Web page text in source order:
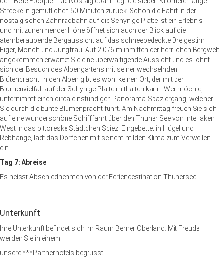
Strecke in gemütlichen 50 Minuten zurück. Schon die Fahrt in der
nostalgischen Zahnradbahn auf die Schynige Platte ist ein Erlebnis -
und mit zunehmender Höhe öffnet sich auch der Blick auf die
atemberaubende Bergaussicht auf das schneebedeckte Dreigestirn
Eiger, Mönch und Jungfrau. Auf 2.076 m inmitten der herrlichen Bergwelt
angekommen erwartet Sie eine überwältigende Aussicht und es lohnt
sich der Besuch des Alpengartens mit seiner wechselnden
Blütenpracht. In den Alpen gibt es wohl keinen Ort, der mit der
Blumenvielfalt auf der Schynige Platte mithalten kann. Wer möchte,
unternimmt einen circa einstündigen Panorama-Spaziergang, welcher
Sie durch die bunte Blumenpracht führt. Am Nachmittag freuen Sie sich
auf eine wunderschöne Schifffahrt über den Thuner See von Interlaken
West in das pittoreske Städtchen Spiez. Eingebettet in Hügel und
Rebhänge, lädt das Dörfchen mit seinem milden Klima zum Verweilen
ein.
Tag 7: Abreise
Es heisst Abschiednehmen von der Feriendestination Thunersee.
Unterkunft
Ihre Unterkunft befindet sich im Raum Berner Oberland. Mit Freude
werden Sie in einem
unsere ***Partnerhotels begrüsst: